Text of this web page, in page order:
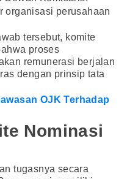
organisasi perusahaan
tersebut, komite
proses
remunerasi berjalan
dengan prinsip tata
OJK Terhadap
Nominasi
tugasnya secara